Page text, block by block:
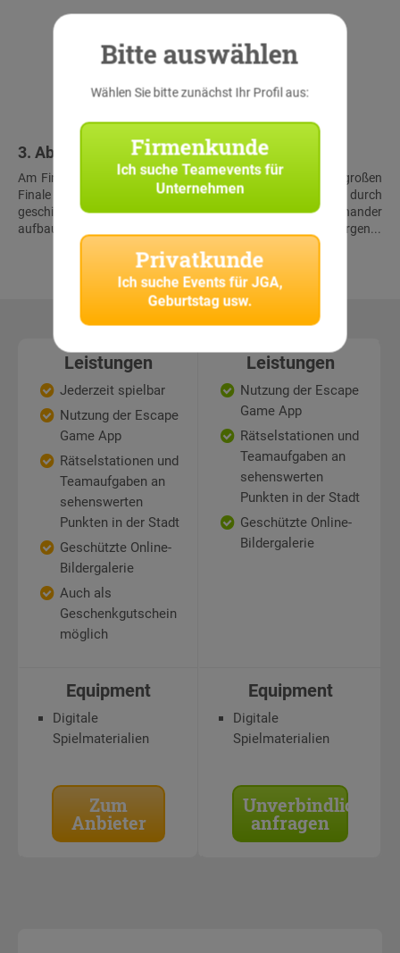
3. Abschluss & Schatzfund
Am Finalort treffen alle Teams wieder aufeinander. Beim großen
Finale müssen die Teilnehmer noch einmal alles geben, um durch
geschickte Kombination der Lösungen der aufeinander
aufbauenden Rätsel gemeinsam den virtuellen Schatz zu bergen...
Leistungen
Jederzeit spielbar
Nutzung der Escape
Game App
Rätselstationen und
Teamaufgaben an
sehenswerten
Punkten in der Stadt
Geschützte Online-
Bildergalerie
Auch als
Geschenkgutschein
möglich
Leistungen
Nutzung der Escape
Game App
Rätselstationen und
Teamaufgaben an
sehenswerten
Punkten in der Stadt
Geschützte Online-
Bildergalerie
Equipment
Digitale
Spielmaterialien
Equipment
Digitale
Spielmaterialien
Zum
Anbieter
Unverbindlich
anfragen
Bitte auswählen
Wählen Sie bitte zunächst Ihr Profil aus:
Firmenkunde
Ich sucheTeamevents für
Unternehmen
Privatkunde
Ich suche Events für JGA,
Geburtstag usw.